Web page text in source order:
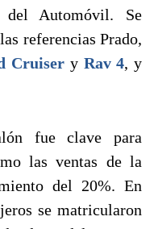
del Automóvil. Se
referencias Prado,
Cruiser y Rav 4, y
fue clave para
las ventas de la
del 20%. En
se matricularon